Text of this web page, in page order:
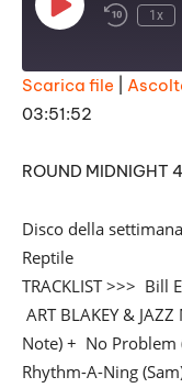
Play
Episode
1x
SHARE
LINK
Scarica file
03:51:52
ROUND
Disco della
Reptile
TRACKLIST >>> Bill
ART BLAKEY &
Note) + No Problem
Rhythm-A-Ning